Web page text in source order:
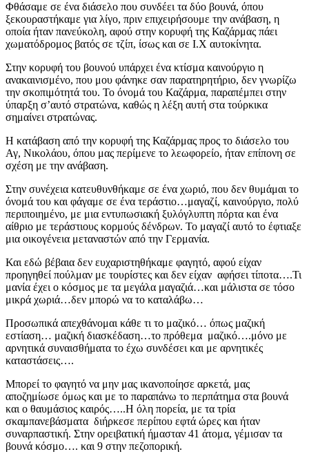
Φθάσαμε σε ένα διάσελο που συνδέει τα δύο βουνά, όπου
ξεκουραστήκαμε για λίγο, πριν επιχειρήσουμε την ανάβαση, η
οποία ήταν πανεύκολη, αφού στην κορυφή της Καζάρμας πάει
χωματόδρομος βατός σε τζίπ, ίσως και σε Ι.Χ αυτοκίνητα.
Στην κορυφή του βουνού υπάρχει ένα κτίσμα καινούργιο η
ανακαινισμένο, που μου φάνηκε σαν παρατηρητήριο, δεν γνωρίζω
την σκοπιμότητά του. Το όνομά του Καζάρμα, παραπέμπει στην
ύπαρξη σ’αυτό στρατώνα, καθώς η λέξη αυτή στα τούρκικα
σημαίνει στρατώνας.
Η κατάβαση από την κορυφή της Καζάρμας προς το διάσελο του
Αγ, Νικολάου, όπου μας περίμενε το λεωφορείο, ήταν επίπονη σε
σχέση με την ανάβαση.
Στην συνέχεια κατευθυνθήκαμε σε ένα χωριό, που δεν θυμάμαι το
όνομά του και φάγαμε σε ένα τεράστιο…μαγαζί, καινούργιο, πολύ
περιποιημένο, με μια εντυπωσιακή ξυλόγλυπτη πόρτα και ένα
αίθριο με τεράστιους κορμούς δένδρων. Το μαγαζί αυτό το έφτιαξε
μια οικογένεια μεταναστών από την Γερμανία.
Και εδώ βέβαια δεν ευχαριστηθήκαμε φαγητό, αφού είχαν
προηγηθεί πούλμαν με τουρίστες και δεν είχαν αφήσει τίποτα….Τι
μανία έχει ο κόσμος με τα μεγάλα μαγαζιά…και μάλιστα σε τόσο
μικρά χωριά…δεν μπορώ να το καταλάβω…
Προσωπικά απεχθάνομαι κάθε τι το μαζικό… όπως μαζική
εστίαση… μαζική διασκέδαση…το πρόθεμα μαζικό….μόνο με
αρνητικά συναισθήματα το έχω συνδέσει και με αρνητικές
καταστάσεις….
Μπορεί το φαγητό να μην μας ικανοποίησε αρκετά, μας
αποζημίωσε όμως και με το παραπάνω το περπάτημα στα βουνά
και ο θαυμάσιος καιρός…..Η όλη πορεία, με τα τρία
σκαμπανεβάσματα διήρκεσε περίπου εφτά ώρες και ήταν
συναρπαστική. Στην ορειβατική ήμασταν 41 άτομα, γέμισαν τα
βουνά κόσμο…. και 9 στην πεζοπορική.